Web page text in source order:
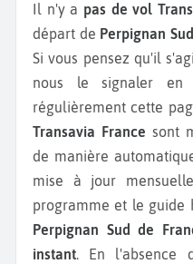
Il n'y a pas de vol
départ de Perpignan
Si vous pensez qu'il
nous le signaler en
régulièrement cette
Transavia France sont
de manière
mise à jour
programme et le guide
Perpignan Sud de
instant. En l'absence